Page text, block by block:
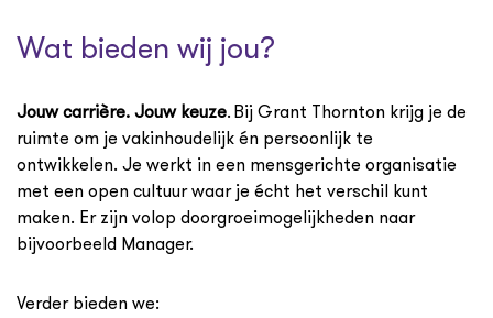
Wat bieden wij jou?
Jouw carrière. Jouw keuze. Bij Grant Thornton krijg je de
ruimte om je vakinhoudelijk én persoonlijk te
ontwikkelen. Je werkt in een mensgerichte organisatie
met een open cultuur waar je écht het verschil kunt
maken. Er zijn volop doorgroeimogelijkheden naar
bijvoorbeeld Manager.
Verder bieden we: